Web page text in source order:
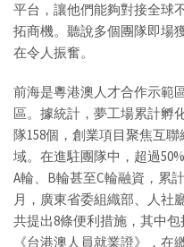
平台，讓他們能夠對接全球
拓商機。聽說多個團隊即場
在令人振奮。
前海是粵港澳人才合作示範
區。據統計，夢工場累計孵
隊158個，創業項目聚焦互
域。在進駐團隊中，超過
A輪、B輪甚至C輪融資，累
月，廣東省委組織部、人社
共提出8條便利措施，其中
《台港澳人員就業證》，